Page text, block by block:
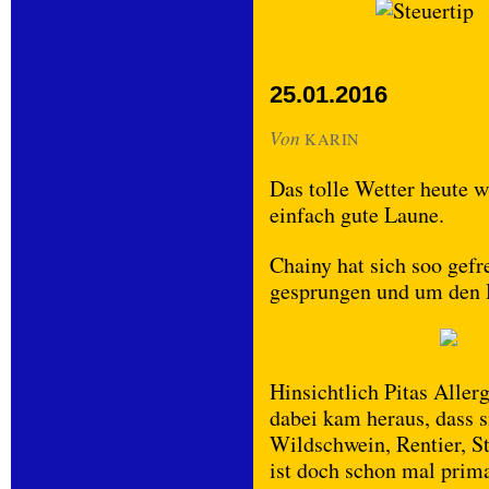
25.01.2016
Von KARIN
Das tolle Wetter heute
einfach gute Laune.
Chainy hat sich soo
gesprungen und um
Hinsichtlich Pitas
dabei kam heraus,
Wildschwein, Rentier,
ist doch schon mal